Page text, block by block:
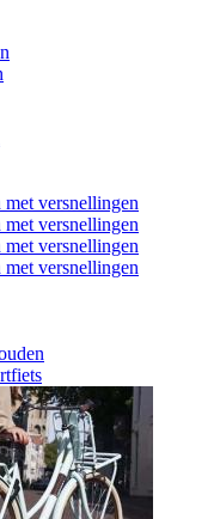
versnellingen
versnellingen
versnellingen
versnellingen